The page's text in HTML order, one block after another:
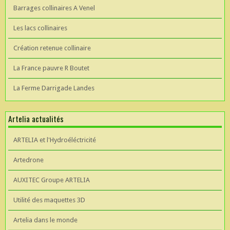
Barrages collinaires A Venel
Les lacs collinaires
Création retenue collinaire
La France pauvre R Boutet
La Ferme Darrigade Landes
Artelia actualités
ARTELIA et l'Hydroéléctricité
Artedrone
AUXITEC Groupe ARTELIA
Utilité des maquettes 3D
Artelia dans le monde